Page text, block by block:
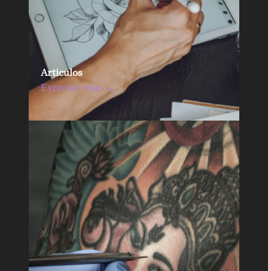
Articulos
Explorar más →